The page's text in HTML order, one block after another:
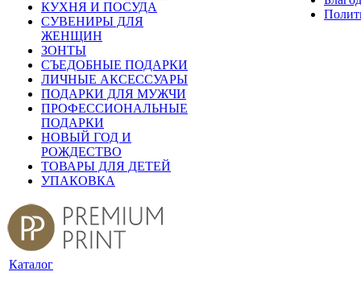
КУХНЯ И ПОСУДА
СУВЕНИРЫ ДЛЯ
ЖЕНЩИН
ЗОНТЫ
СЪЕДОБНЫЕ ПОДАРКИ
ЛИЧНЫЕ АКСЕССУАРЫ
ПОДАРКИ ДЛЯ МУЖЧИ
ПРОФЕССИОНАЛЬНЫЕ
ПОДАРКИ
НОВЫЙ ГОД И
РОЖДЕСТВО
ТОВАРЫ ДЛЯ ДЕТЕЙ
УПАКОВКА
Каталог